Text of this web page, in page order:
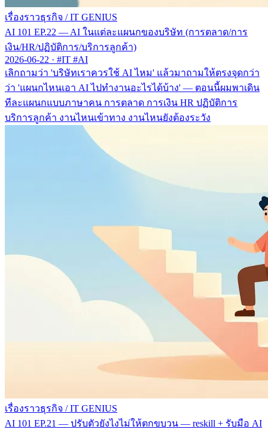
เรื่องราวธุรกิจ / IT GENIUS
AI 101 EP.22 — AI ในแต่ละแผนกของบริษัท (การตลาด/การ
เงิน/HR/ปฏิบัติการ/บริการลูกค้า)
2026-06-22 · #IT #AI
เลิกถามว่า 'บริษัทเราควรใช้ AI ไหม' แล้วมาถามให้ตรงจุดกว่า
ว่า 'แผนกไหนเอา AI ไปทำงานอะไรได้บ้าง' — ตอนนี้ผมพาเดิน
ทีละแผนกแบบภาษาคน การตลาด การเงิน HR ปฏิบัติการ
บริการลูกค้า งานไหนเข้าทาง งานไหนยังต้องระวัง
เรื่องราวธุรกิจ / IT GENIUS
AI 101 EP.21 — ปรับตัวยังไงไม่ให้ตกขบวน — reskill + รับมือ AI